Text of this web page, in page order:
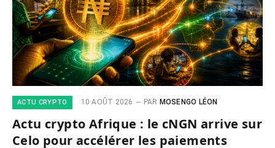
ACTU CRYPTO 10 AOÛT 2026 PAR MOSENGO LÉON
Actu crypto Afrique : le cNGN arrive sur
Celo pour accélérer les paiements